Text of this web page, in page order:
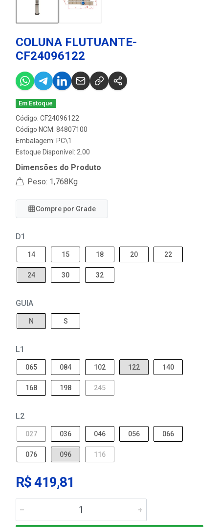
COLUNA FLUTUANTE-
CF24096122
Em Estoque
Código: CF24096122
Código NCM: 84807100
Embalagem: PC\1
Estoque Disponível: 2.00
Dimensões do Produto
Peso: 1,768Kg
Compre por Grade
D1
14 15 18 20 22
24 30 32
GUIA
N S
L1
065 084 102 122 140
168 198 245
L2
027 036 046 056 066
076 096 116
R$ 419,81